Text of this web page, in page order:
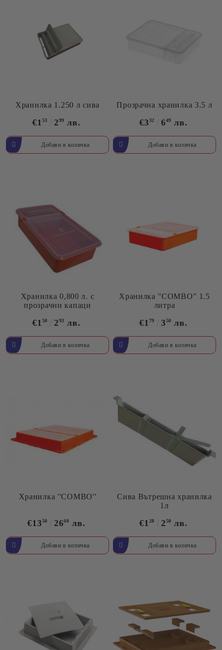
Хранилка 1.250 л сива
€1 53 299 лв.
Прозрачна хранилка 3.5 л
€332 649 лв.
Хранилка 0,800 л. с
прозрачни капаци
€1 50 293 лв.
Хранилка ''COMBO'' 1.5
литра
€1 79 350 лв.
Хранилка ''COMBO''
€1350 2640 лв.
Сива Вътрешна хранилка
1л
€1 28 250 лв.